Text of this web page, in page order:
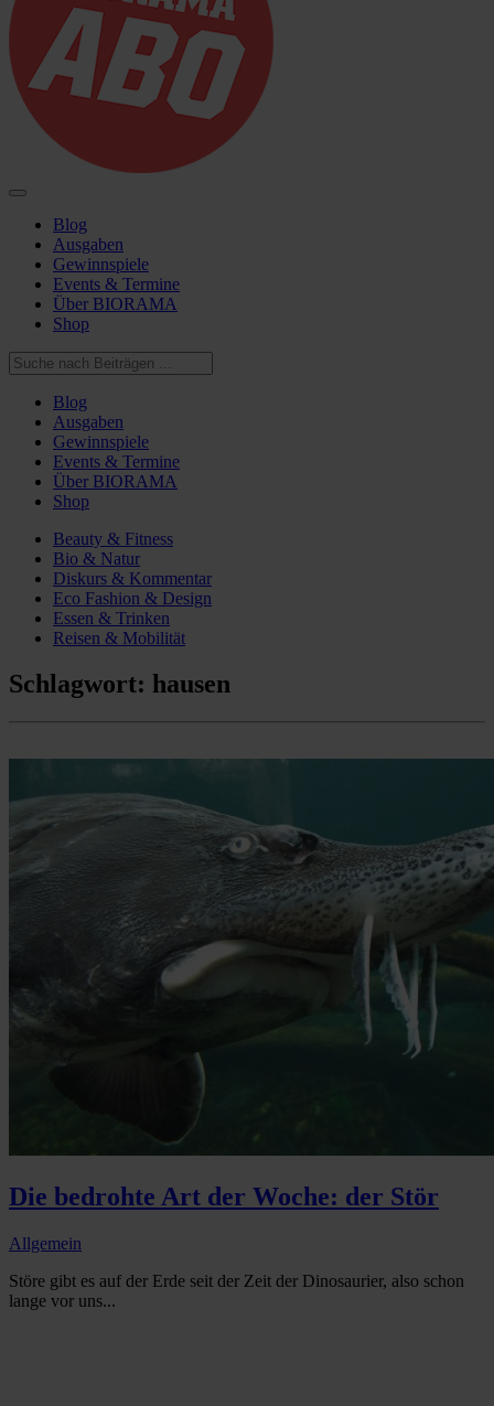
Blog
Ausgaben
Gewinnspiele
Events & Termine
Über BIORAMA
Shop
Blog
Ausgaben
Gewinnspiele
Events & Termine
Über BIORAMA
Shop
Beauty & Fitness
Bio & Natur
Diskurs & Kommentar
Eco Fashion & Design
Essen & Trinken
Reisen & Mobilität
Schlagwort: hausen
Die bedrohte Art der Woche: der Stör
Allgemein
Störe gibt es auf der Erde seit der Zeit der Dinosaurier, also schon
lange vor uns...